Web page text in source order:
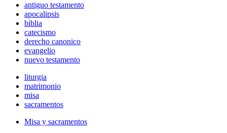
antiguo testamento
apocalipsis
biblia
catecismo
derecho canonico
evangelio
nuevo testamento
liturgia
matrimonio
misa
sacramentos
Misa y sacramentos